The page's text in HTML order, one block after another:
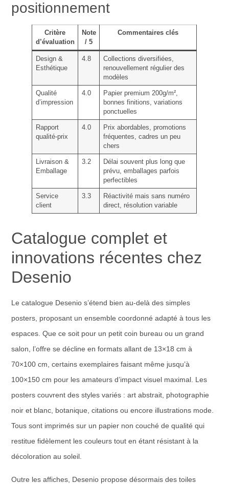
positionnement
Critère
d’évaluation
Note
/ 5
Commentaires clés
Design &
Esthétique
4.8
Collections diversifiées,
renouvellement régulier des
modèles
Qualité
d’impression
4.0
Papier premium 200g/m²,
bonnes finitions, variations
ponctuelles
Rapport
qualité-prix
4.0
Prix abordables, promotions
fréquentes, cadres un peu
chers
Livraison &
Emballage
3.2
Délai souvent plus long que
prévu, emballages parfois
perfectibles
Service
client
3.3
Réactivité mais sans numéro
direct, résolution variable
Catalogue complet et
innovations récentes chez
Desenio
Le catalogue Desenio s’étend bien au-delà des simples
posters, proposant un ensemble coordonné adapté à tous les
espaces. Que ce soit pour un petit coin bureau ou un grand
salon, l’offre se décline en formats allant de 13×18 cm à
70×100 cm, certains exemplaires faisant même jusqu’à
100×150 cm pour les amateurs d’impact visuel maximal. Les
posters couvrent des styles variés : art abstrait, photographie
noir et blanc, botanique, citations ou encore illustrations mode.
Tous sont imprimés sur un papier non couché de qualité qui
restitue fidèlement les couleurs tout en étant résistant à la
décoloration au soleil.
Outre les affiches, Desenio propose désormais des toiles